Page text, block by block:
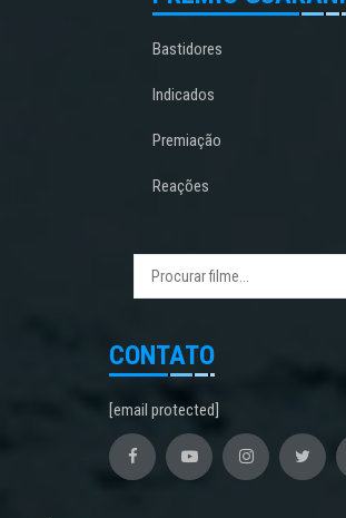
Bastidores
Indicados
Premiação
Reações
CONTATO
[email protected]